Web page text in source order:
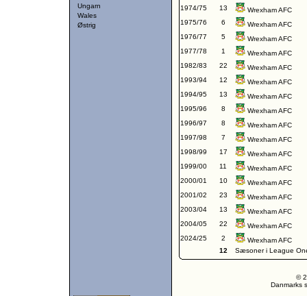
Ungarn
Wales
Østrig
1974/75
13
Wrexham AFC
1975/76
6
Wrexham AFC
1976/77
5
Wrexham AFC
1977/78
1
Wrexham AFC
1982/83
22
Wrexham AFC
1993/94
12
Wrexham AFC
1994/95
13
Wrexham AFC
1995/96
8
Wrexham AFC
1996/97
8
Wrexham AFC
1997/98
7
Wrexham AFC
1998/99
17
Wrexham AFC
1999/00
11
Wrexham AFC
2000/01
10
Wrexham AFC
2001/02
23
Wrexham AFC
2003/04
13
Wrexham AFC
2004/05
22
Wrexham AFC
2024/25
2
Wrexham AFC
12
Sæsoner i League
©
Danmarks